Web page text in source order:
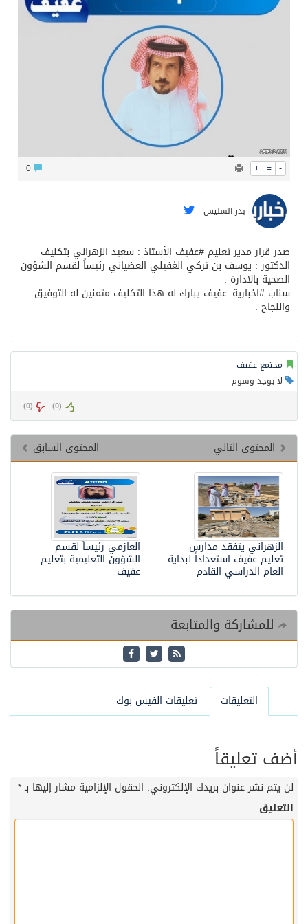
محافظ عفيف يؤدي صلاة عيد الأضحى
+ = -
بدر السليس
صدر قرار مدير تعليم #عفيف الأستاذ : سعيد الزهراني بتكليف
الدكتور : يوسف بن تركي الغفيلي العضياني رئيساً لقسم الشؤون
الصحية بالادارة .
سناب #اخبارية_عفيف يبارك له هذا التكليف متمنين له التوفيق
والنجاح .
مجتمع عفيف
لا يوجد وسوم
(
0
) (
0
)
المحتوى السابق المحتوى التالي
العازمي رئيساً لقسم
الشؤون التعليمية بتعليم
عفيف
الزهراني يتفقد مدارس
تعليم عفيف استعداداً لبداية
العام الدراسي القادم
للمشاركة والمتابعة
التعليقات تعليقات الفيس بوك
أضف تعليقاً
لن يتم نشر عنوان بريدك الإلكتروني. الحقول الإلزامية مشار إليها بـ*
التعليق